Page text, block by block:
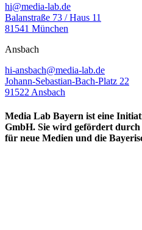
hi@media-lab.de
Balanstraße 73 / Haus 11
81541 München
Ansbach
hi-ansbach@media-lab.de
Johann-Sebastian-Bach-Platz 22
91522 Ansbach
Media Lab Bayern ist eine
GmbH. Sie wird gefördert durch
für neue Medien und die